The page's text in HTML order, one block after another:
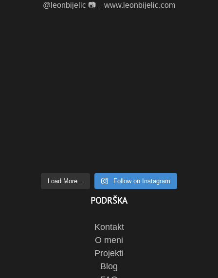
Load More... Follow on Instagram
PODRŠKA
Kontakt
O meni
Projekti
Blog